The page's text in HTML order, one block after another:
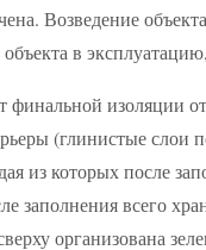
Возведение
в
изоляции
(глинистые слои
из которых после
заполнения всего
организована